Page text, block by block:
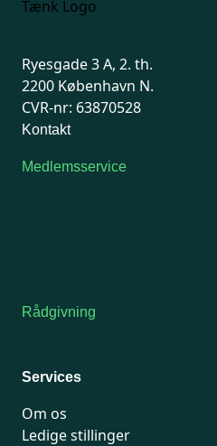
Ryesgade 3 A, 2. th.
2200 København N.
CVR-nr: 63870528
Kontakt
Medlemsservice
Rådgivning
Services
Om os
Ledige stillinger